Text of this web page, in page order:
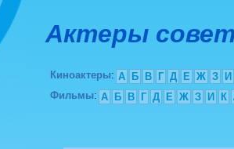
Актеры
Киноактеры: А Б В Г Д Е Ж З И
Фильмы: А Б В Г Д Е Ж З И К